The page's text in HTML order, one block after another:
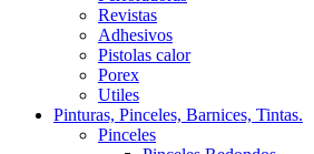
Revistas
Adhesivos
Pistolas calor
Porex
Utiles
Pinturas, Pinceles, Barnices, Tintas.
Pinceles